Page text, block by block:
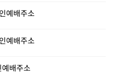
예배주소
예배주소
배주소